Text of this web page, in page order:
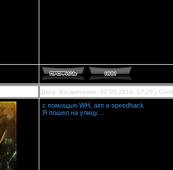
Дата: Воскресенье, 02.05.2010, 17:29 |
с помощью WH, aim и speedhack
Я пошел на улицу....